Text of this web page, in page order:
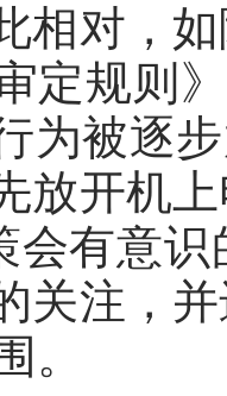
相对，
定规则
为被逐
放开机
会有意
关注，
。